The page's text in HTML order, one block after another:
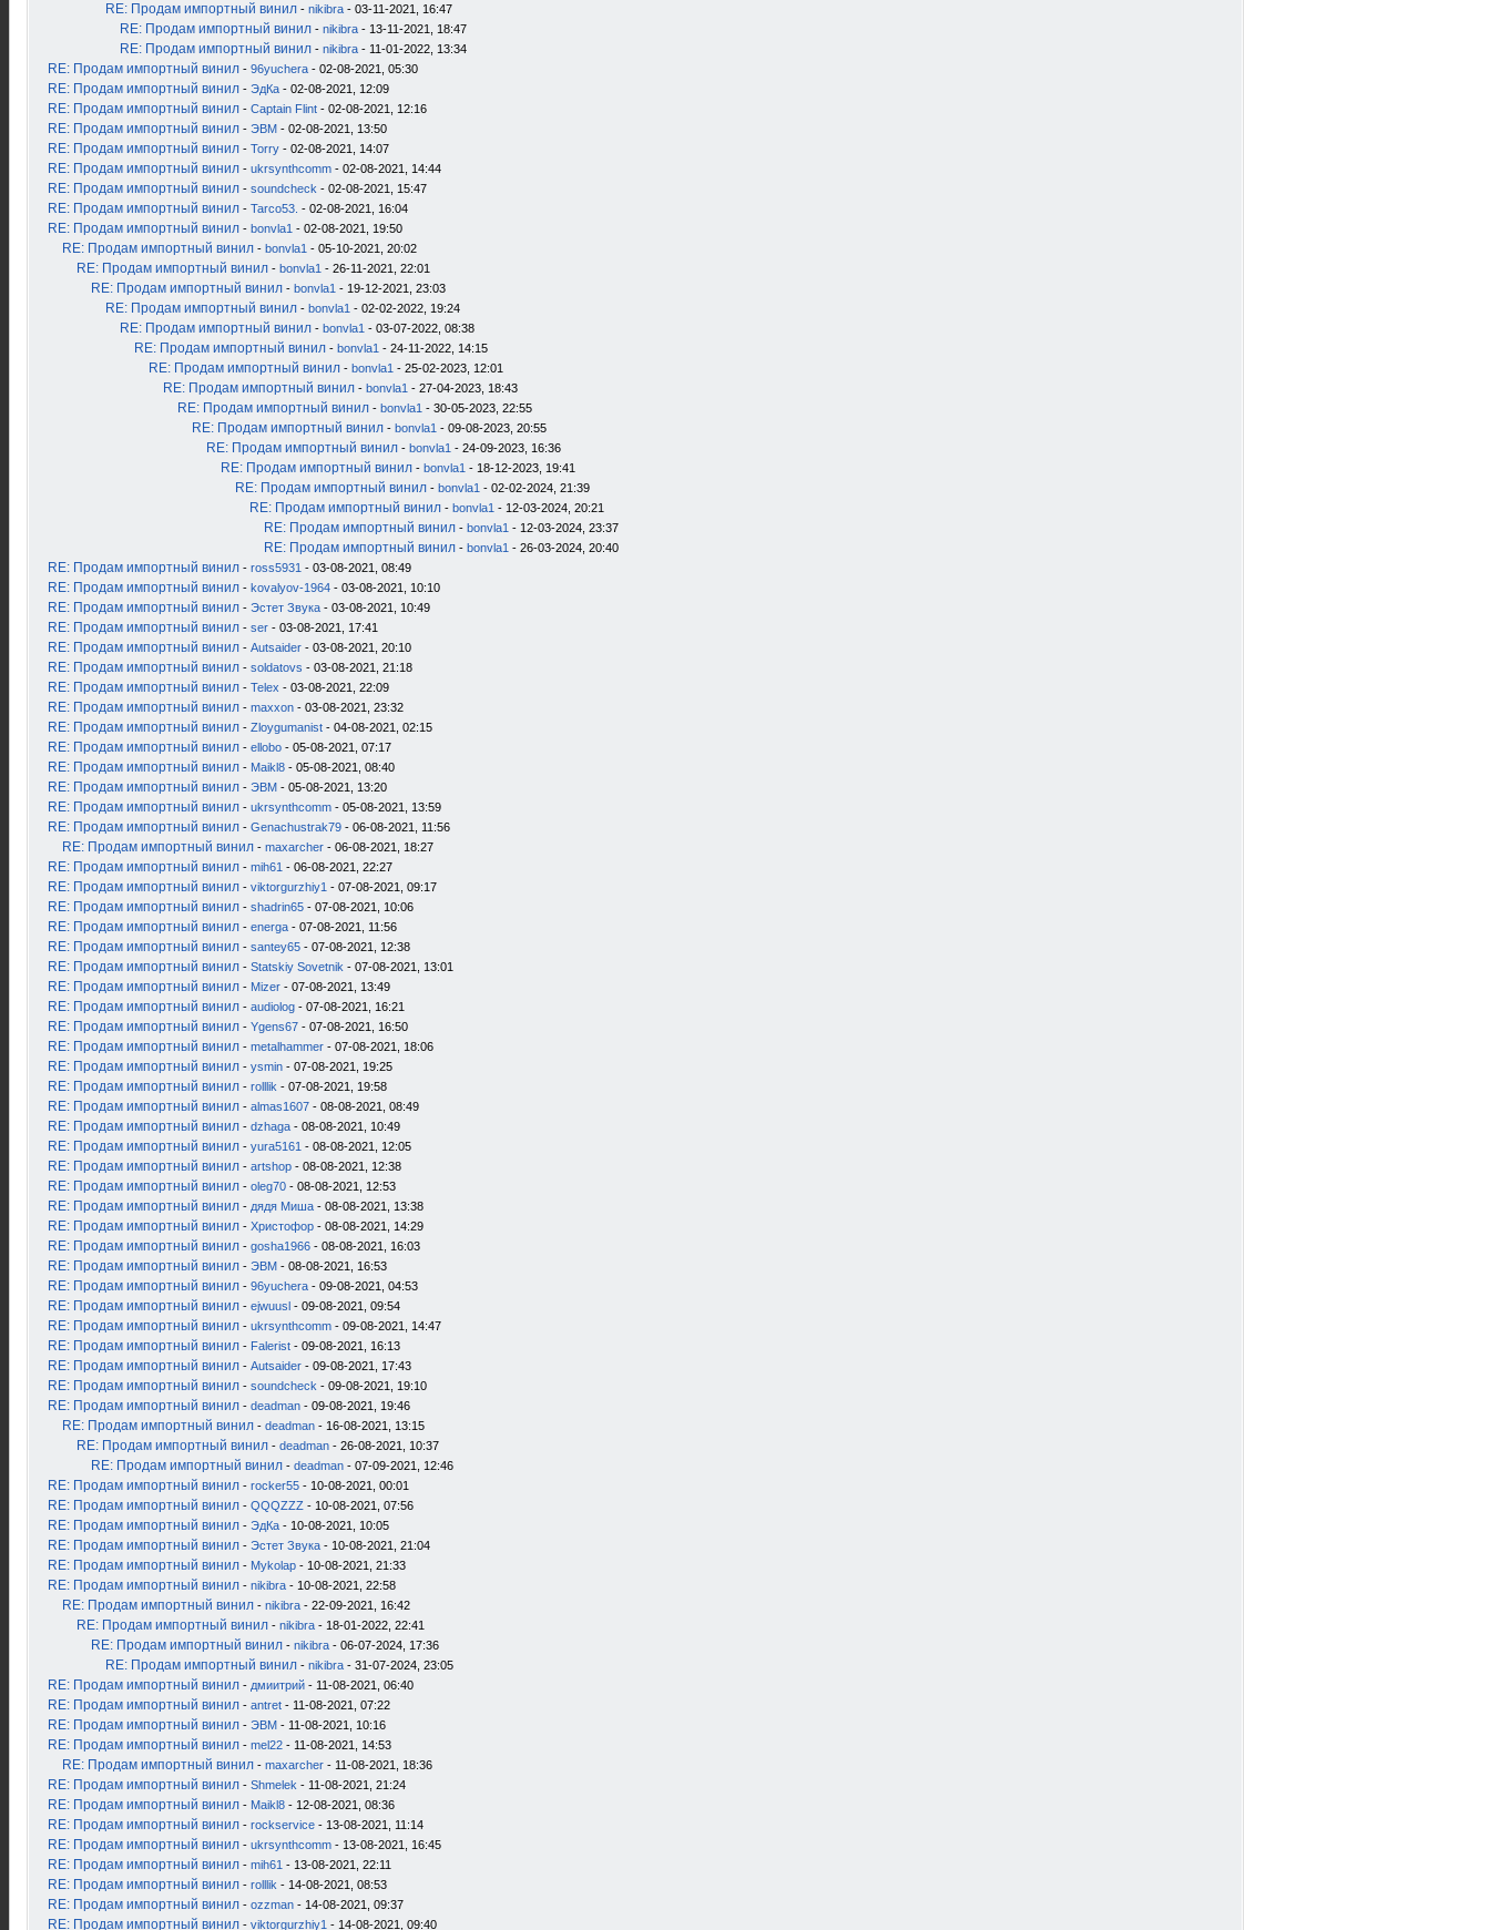
RE: Продам импортный винил - nikibra - 03-11-2021, 16:47
RE: Продам импортный винил - nikibra - 13-11-2021, 18:47
RE: Продам импортный винил - nikibra - 11-01-2022, 13:34
RE: Продам импортный винил - 96yuchera - 02-08-2021, 05:30
RE: Продам импортный винил - ЭдКа - 02-08-2021, 12:09
RE: Продам импортный винил - Captain Flint - 02-08-2021, 12:16
RE: Продам импортный винил - ЭВМ - 02-08-2021, 13:50
RE: Продам импортный винил - Torry - 02-08-2021, 14:07
RE: Продам импортный винил - ukrsynthcomm - 02-08-2021, 14:44
RE: Продам импортный винил - soundcheck - 02-08-2021, 15:47
RE: Продам импортный винил - Tarco53. - 02-08-2021, 16:04
RE: Продам импортный винил - bonvla1 - 02-08-2021, 19:50
RE: Продам импортный винил - bonvla1 - 05-10-2021, 20:02
RE: Продам импортный винил - bonvla1 - 26-11-2021, 22:01
RE: Продам импортный винил - bonvla1 - 19-12-2021, 23:03
RE: Продам импортный винил - bonvla1 - 02-02-2022, 19:24
RE: Продам импортный винил - bonvla1 - 03-07-2022, 08:38
RE: Продам импортный винил - bonvla1 - 24-11-2022, 14:15
RE: Продам импортный винил - bonvla1 - 25-02-2023, 12:01
RE: Продам импортный винил - bonvla1 - 27-04-2023, 18:43
RE: Продам импортный винил - bonvla1 - 30-05-2023, 22:55
RE: Продам импортный винил - bonvla1 - 09-08-2023, 20:55
RE: Продам импортный винил - bonvla1 - 24-09-2023, 16:36
RE: Продам импортный винил - bonvla1 - 18-12-2023, 19:41
RE: Продам импортный винил - bonvla1 - 02-02-2024, 21:39
RE: Продам импортный винил - bonvla1 - 12-03-2024, 20:21
RE: Продам импортный винил - bonvla1 - 12-03-2024, 23:37
RE: Продам импортный винил - bonvla1 - 26-03-2024, 20:40
RE: Продам импортный винил - ross5931 - 03-08-2021, 08:49
RE: Продам импортный винил - kovalyov-1964 - 03-08-2021, 10:10
RE: Продам импортный винил - Эстет Звука - 03-08-2021, 10:49
RE: Продам импортный винил - ser - 03-08-2021, 17:41
RE: Продам импортный винил - Autsaider - 03-08-2021, 20:10
RE: Продам импортный винил - soldatovs - 03-08-2021, 21:18
RE: Продам импортный винил - Telex - 03-08-2021, 22:09
RE: Продам импортный винил - maxxon - 03-08-2021, 23:32
RE: Продам импортный винил - Zloygumanist - 04-08-2021, 02:15
RE: Продам импортный винил - ellobo - 05-08-2021, 07:17
RE: Продам импортный винил - Maikl8 - 05-08-2021, 08:40
RE: Продам импортный винил - ЭВМ - 05-08-2021, 13:20
RE: Продам импортный винил - ukrsynthcomm - 05-08-2021, 13:59
RE: Продам импортный винил - Genachustrak79 - 06-08-2021, 11:56
RE: Продам импортный винил - maxarcher - 06-08-2021, 18:27
RE: Продам импортный винил - mih61 - 06-08-2021, 22:27
RE: Продам импортный винил - viktorgurzhiy1 - 07-08-2021, 09:17
RE: Продам импортный винил - shadrin65 - 07-08-2021, 10:06
RE: Продам импортный винил - energa - 07-08-2021, 11:56
RE: Продам импортный винил - santey65 - 07-08-2021, 12:38
RE: Продам импортный винил - Statskiy Sovetnik - 07-08-2021, 13:01
RE: Продам импортный винил - Mizer - 07-08-2021, 13:49
RE: Продам импортный винил - audiolog - 07-08-2021, 16:21
RE: Продам импортный винил - Ygens67 - 07-08-2021, 16:50
RE: Продам импортный винил - metalhammer - 07-08-2021, 18:06
RE: Продам импортный винил - ysmin - 07-08-2021, 19:25
RE: Продам импортный винил - rolllik - 07-08-2021, 19:58
RE: Продам импортный винил - almas1607 - 08-08-2021, 08:49
RE: Продам импортный винил - dzhaga - 08-08-2021, 10:49
RE: Продам импортный винил - yura5161 - 08-08-2021, 12:05
RE: Продам импортный винил - artshop - 08-08-2021, 12:38
RE: Продам импортный винил - oleg70 - 08-08-2021, 12:53
RE: Продам импортный винил - дядя Миша - 08-08-2021, 13:38
RE: Продам импортный винил - Христофор - 08-08-2021, 14:29
RE: Продам импортный винил - gosha1966 - 08-08-2021, 16:03
RE: Продам импортный винил - ЭВМ - 08-08-2021, 16:53
RE: Продам импортный винил - 96yuchera - 09-08-2021, 04:53
RE: Продам импортный винил - ejwuusl - 09-08-2021, 09:54
RE: Продам импортный винил - ukrsynthcomm - 09-08-2021, 14:47
RE: Продам импортный винил - Falerist - 09-08-2021, 16:13
RE: Продам импортный винил - Autsaider - 09-08-2021, 17:43
RE: Продам импортный винил - soundcheck - 09-08-2021, 19:10
RE: Продам импортный винил - deadman - 09-08-2021, 19:46
RE: Продам импортный винил - deadman - 16-08-2021, 13:15
RE: Продам импортный винил - deadman - 26-08-2021, 10:37
RE: Продам импортный винил - deadman - 07-09-2021, 12:46
RE: Продам импортный винил - rocker55 - 10-08-2021, 00:01
RE: Продам импортный винил - QQQZZZ - 10-08-2021, 07:56
RE: Продам импортный винил - ЭдКа - 10-08-2021, 10:05
RE: Продам импортный винил - Эстет Звука - 10-08-2021, 21:04
RE: Продам импортный винил - Mykolap - 10-08-2021, 21:33
RE: Продам импортный винил - nikibra - 10-08-2021, 22:58
RE: Продам импортный винил - nikibra - 22-09-2021, 16:42
RE: Продам импортный винил - nikibra - 18-01-2022, 22:41
RE: Продам импортный винил - nikibra - 06-07-2024, 17:36
RE: Продам импортный винил - nikibra - 31-07-2024, 23:05
RE: Продам импортный винил - дмиитрий - 11-08-2021, 06:40
RE: Продам импортный винил - antret - 11-08-2021, 07:22
RE: Продам импортный винил - ЭВМ - 11-08-2021, 10:16
RE: Продам импортный винил - mel22 - 11-08-2021, 14:53
RE: Продам импортный винил - maxarcher - 11-08-2021, 18:36
RE: Продам импортный винил - Shmelek - 11-08-2021, 21:24
RE: Продам импортный винил - Maikl8 - 12-08-2021, 08:36
RE: Продам импортный винил - rockservice - 13-08-2021, 11:14
RE: Продам импортный винил - ukrsynthcomm - 13-08-2021, 16:45
RE: Продам импортный винил - mih61 - 13-08-2021, 22:11
RE: Продам импортный винил - rolllik - 14-08-2021, 08:53
RE: Продам импортный винил - ozzman - 14-08-2021, 09:37
RE: Продам импортный винил - viktorgurzhiy1 - 14-08-2021, 09:40